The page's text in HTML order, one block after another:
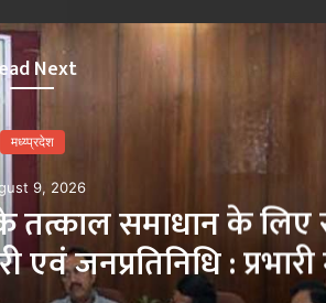
Next
के लिए सदैव
: प्रभारी मंत्री
×